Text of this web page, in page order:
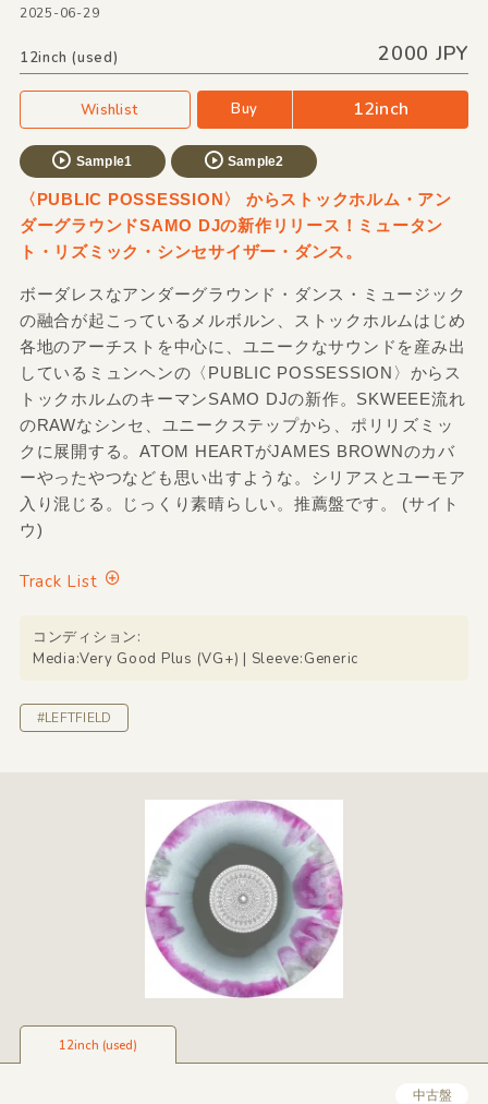
2025-06-29
12inch (used) 2000 JPY
Wishlist Buy 12inch
Sample1 Sample2
〈PUBLIC POSSESSION〉 からストックホルム・アン
ダーグラウンドSAMO DJの新作リリース！ミュータン
ト・リズミック・シンセサイザー・ダンス。
ボーダレスなアンダーグラウンド・ダンス・ミュージック
の融合が起こっているメルボルン、ストックホルムはじめ
各地のアーチストを中心に、ユニークなサウンドを産み出
しているミュンヘンの〈PUBLIC POSSESSION〉からス
トックホルムのキーマンSAMO DJの新作。SKWEEE流れ
のRAWなシンセ、ユニークステップから、ポリリズミッ
クに展開する。ATOM HEARTがJAMES BROWNのカバ
ーやったやつなども思い出すような。シリアスとユーモア
入り混じる。じっくり素晴らしい。推薦盤です。 (サイト
ウ)
Track List
コンディション:
Media:Very Good Plus (VG+) | Sleeve:Generic
#LEFTFIELD
12inch (used)
中古盤